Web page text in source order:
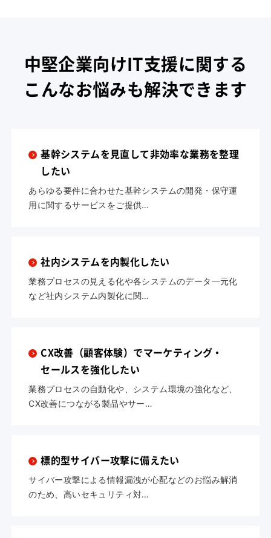
中堅企業向けIT支援に関する
こんなお悩みも解決できます
基幹システムを見直して非効率な業務を整理
したい
あらゆる要件に合わせた基幹システムの開発・保守運
用に関するサービスをご提供…
社内システムを内製化したい
業務プロセスの見える化や各システムのデータ一元化
など社内システム内製化に関…
CX改善（顧客体験）でマーケティング・
セールスを強化したい
業務プロセスの自動化や、システム環境の強化など、
CX改善につながる製品やサー…
標的型サイバー攻撃に備えたい
サイバー攻撃による情報漏洩が心配などのお悩み解消
のため、高いセキュリティ対…